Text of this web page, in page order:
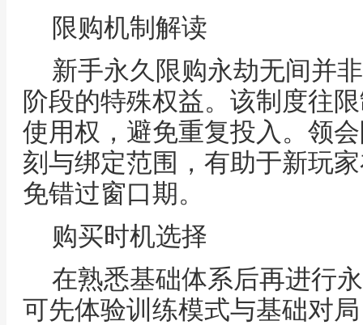
限购机制解读
新手永久限购永劫无间并
阶段的特殊权益。该制度往
使用权，避免重复投入。领
刻与绑定范围，有助于新玩
免错过窗口期。
购买时机选择
在熟悉基础体系后再进行
可先体验训练模式与基础对